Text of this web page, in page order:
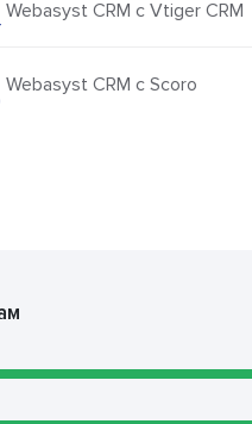
Webasyst CRM с Vtiger CRM
Webasyst CRM с Scoro